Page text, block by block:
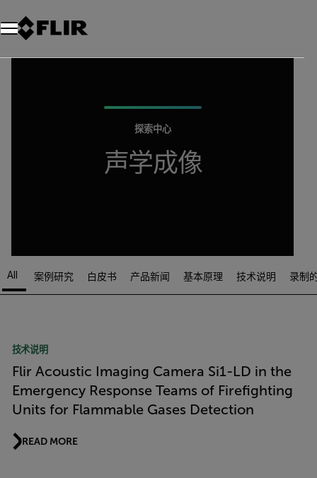
探索中心
声学成像
Article Listing
All 案例研究 白皮书 产品新闻 基本原理 技术说明 录制
技术说明
Flir Acoustic Imaging Camera Si1-LD in the
Emergency Response Teams of Firefighting
Units for Flammable Gases Detection
READ MORE